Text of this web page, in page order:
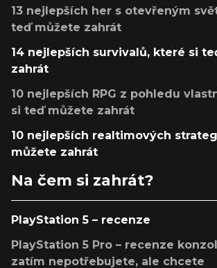
13 nejlepších her s otevřeným
teď můžete zahrát
14 nejlepších survivalů, které si
zahrát
10 nejlepších RPG z pohledu
si teď můžete zahrát
10 nejlepších realtimových
můžete zahrát
Na čem si zahrát?
PlayStation 5 – recenze
PlayStation 5 Pro – recenze
zatím nepotřebujete, ale chcete